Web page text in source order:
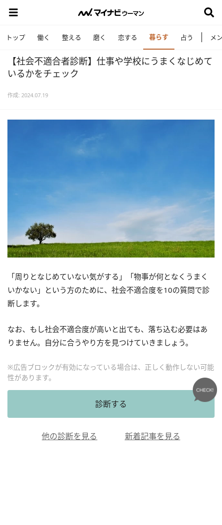
トップ 働く 整える 磨く 恋する 暮らす 占う メ
【社会不適合者診断】仕事や学校にうまくなじめて
いるかをチェック
作成: 2024.07.19
「周りとなじめていない気がする」「物事が何となくうまく
いかない」という方のために、社会不適合度を10の質問で診
断します。
なお、もし社会不適合度が高いと出ても、落ち込む必要はあ
りません。自分に合うやり方を見つけていきましょう。
※広告ブロックが有効になっている場合は、正しく動作しない可能
性があります。
診断する
他の診断を見る 新着記事を見る